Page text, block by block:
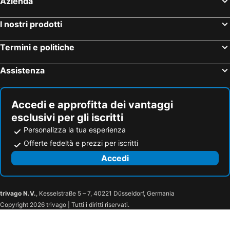
I nostri prodotti
Termini e politiche
Assistenza
Accedi e approfitta dei vantaggi
esclusivi per gli iscritti
Personalizza la tua esperienza
Offerte fedeltà e prezzi per iscritti
Accedi
trivago N.V., Kesselstraße 5 – 7, 40221 Düsseldorf, Germania
Copyright 2026 trivago | Tutti i diritti riservati.